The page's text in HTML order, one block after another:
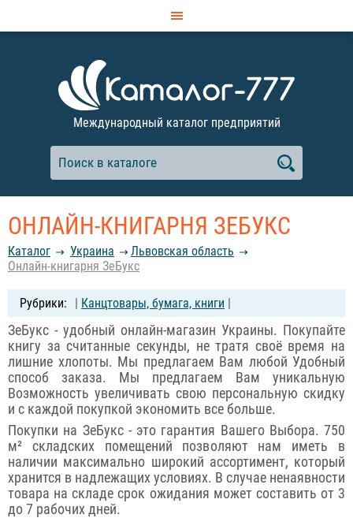
Международный каталог предприятий
ОНЛАЙН-КНИГАРНЯ ЗЕБУКС
Каталог Украина
Львовская область
Онлайн-книгарня ЗеБукс
| Канцтовары, бумага, книги |
ЗеБукс - удобный онлайн-магазин Украины. Покупайте
книгу за считанные секунды, не тратя своё время на
лишние хлопоты. Мы предлагаем Вам любой Удобный
способ заказа. Мы предлагаем Вам уникальную
Возможность увеличивать свою персональную скидку
и с каждой покупкой экономить все больше.
Покупки на ЗеБукс - это гарантия Вашего Выбора. 750
м² складских помещений позволяют нам иметь в
наличии максимально широкий ассортимент, который
хранится в надлежащих условиях. В случае ненаявности
товара на складе срок ожидания может составить от 3
до 7 рабочих дней.